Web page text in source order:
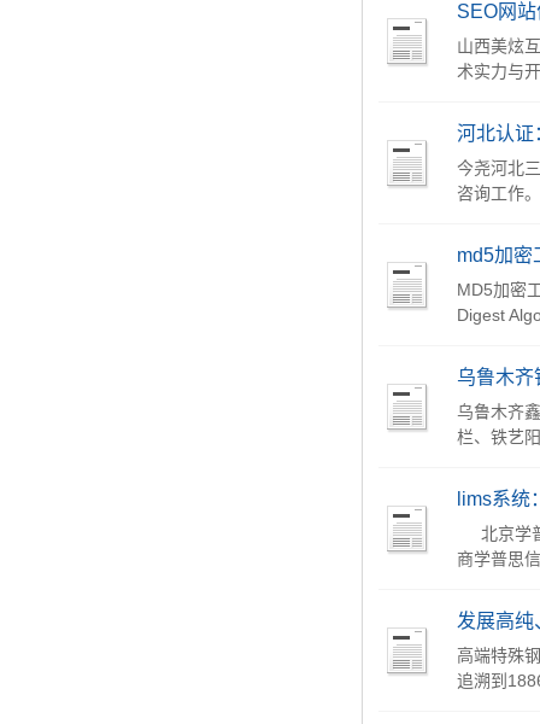
SEO网
山西美炫
术实力与
河北认证
今尧河北
咨询工作
md5加密
MD5加密
Digest
乌鲁木齐
乌鲁木齐
栏、铁艺
lims系统
北京学
商学普思
发展高纯
高端特殊
追溯到